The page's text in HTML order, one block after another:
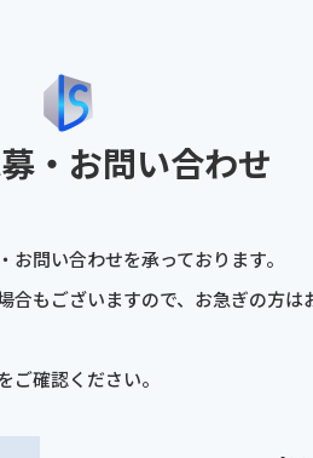
・お問い合わせ
問い合わせを承っております。
もございますので、お急ぎの方
確認ください。